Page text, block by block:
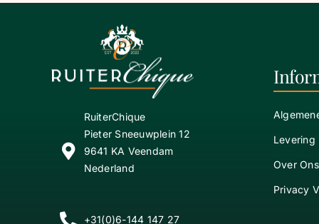
RuiterChique
Pieter Sneeuwplein 12
9641 KA Veendam
Nederland
+31(0)6-144 147 27
Levering
Over Ons
Privacy